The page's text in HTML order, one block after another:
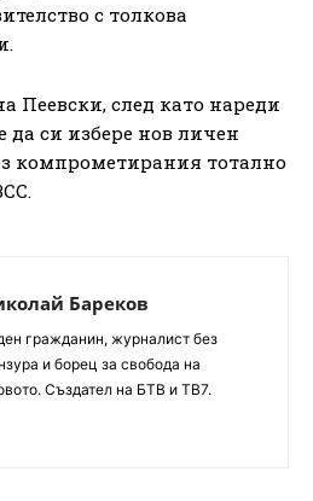
с толкова
Пеевски, след като нареди
да си избере нов личен
компрометирания тотално
Бареков
гражданин, журналист без
и борец за свобода на
Създател на БТВ и ТВ7.